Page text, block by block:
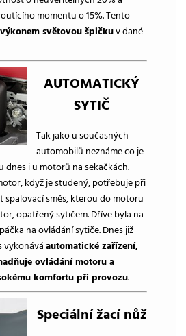
momentu o 15%. Tento
světovou špičkuv dané
AUTOMATICKÝ
SYTIČ
Tak jako u současných
automobilů neznáme co je
dnes i u motorů na sekačkách.
když je studený, potřebuje při
směs, kterou do motoru
opatřený sytičem. Dříve byla na
na ovládání sytiče. Dnes již
vykonáváautomatické zařízení,
ovládání motoru a
komfortu při provozu.
Speciální žací nůž